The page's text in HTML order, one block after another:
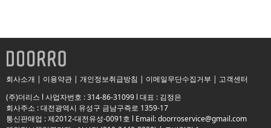
회사소개 | 이용약관 | 개인정보취급방침 | 이메일무단수집거부 | 고객센터
(주)더리스 l 사업자번호 : 314-86-31099 l 대표 : 김정은
회사주소 : 대전광역시 유성구 금남구즉로 1359-17
통신판매업 : 제2012-대전유성-0091호 l Email: doorroservice@gmail.com